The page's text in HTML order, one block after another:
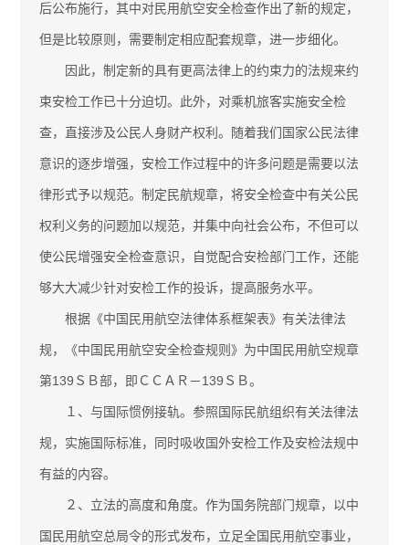
后公布施行，其中对民用航空安全检查作出了新的规定，
但是比较原则，需要制定相应配套规章，进一步细化。
因此，制定新的具有更高法律上的约束力的法规来约
束安检工作已十分迫切。此外，对乘机旅客实施安全检
查，直接涉及公民人身财产权利。随着我们国家公民法律
意识的逐步增强，安检工作过程中的许多问题是需要以法
律形式予以规范。制定民航规章，将安全检查中有关公民
权利义务的问题加以规范，并集中向社会公布，不但可以
使公民增强安全检查意识，自觉配合安检部门工作，还能
够大大减少针对安检工作的投诉，提高服务水平。
根据《中国民用航空法律体系框架表》有关法律法
规，《中国民用航空安全检查规则》为中国民用航空规章
第139ＳＢ部，即ＣＣＡＲ－139ＳＢ。
１、与国际惯例接轨。参照国际民航组织有关法律法
规，实施国际标准，同时吸收国外安检工作及安检法规中
有益的内容。
２、立法的高度和角度。作为国务院部门规章，以中
国民用航空总局令的形式发布，立足全国民用航空事业，